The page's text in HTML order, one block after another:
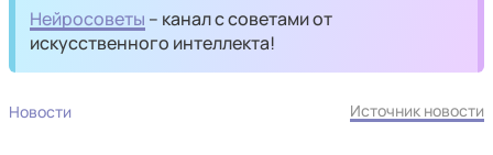
Нейросоветы – канал с советами от
искусственного интеллекта!
Новости Источник новости